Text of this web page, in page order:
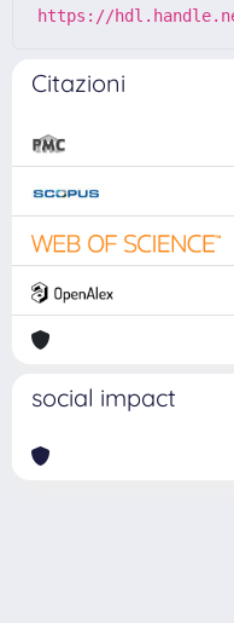
https://
Citazioni
social impact